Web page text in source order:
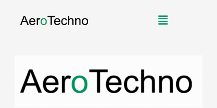
Menu